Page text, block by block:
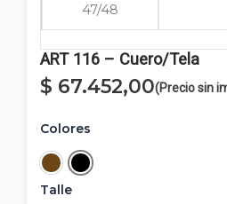
47/48
ART 116 – Cuero/Tela
$ 67.452,00(Precio sin
Colores
MarrónNegro
Talle
ART
-
Cuero/Tela
cantidad